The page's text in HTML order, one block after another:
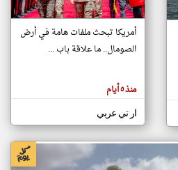
تغيير الدولة
اخبار الصومال على مدار الساعة
أهم اخبار الصومال العاجلة والمباشرة
أمريكا تبحث ملفات هامة في أرض
الصومال.. ما علاقة باب ...
منذ ٥ أيام
ار تي عربي
klyoum.com